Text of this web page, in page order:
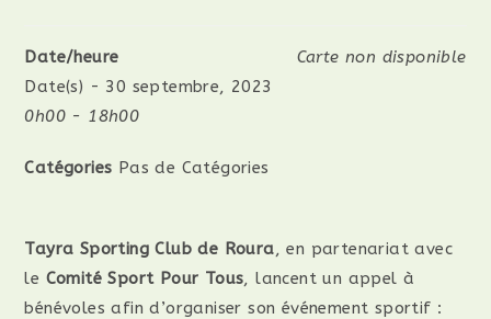
Carte non disponible
Date/heure
Date(s) - 30 septembre, 2023
0h00 - 18h00
Catégories Pas de Catégories
Tayra Sporting Club de Roura, en partenariat avec
le Comité Sport Pour Tous, lancent un appel à
bénévoles afin d’organiser son événement sportif :